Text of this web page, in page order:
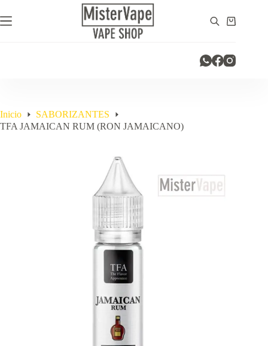
al
contenido
Carro
Inicio
SABORIZANTES
TFA JAMAICAN RUM (RON JAMAICANO)